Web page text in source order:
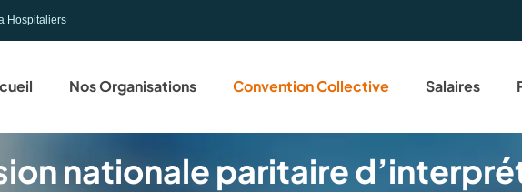
Hospitaliers
Nos Organisations Convention Collective Salaires
nationale paritaire